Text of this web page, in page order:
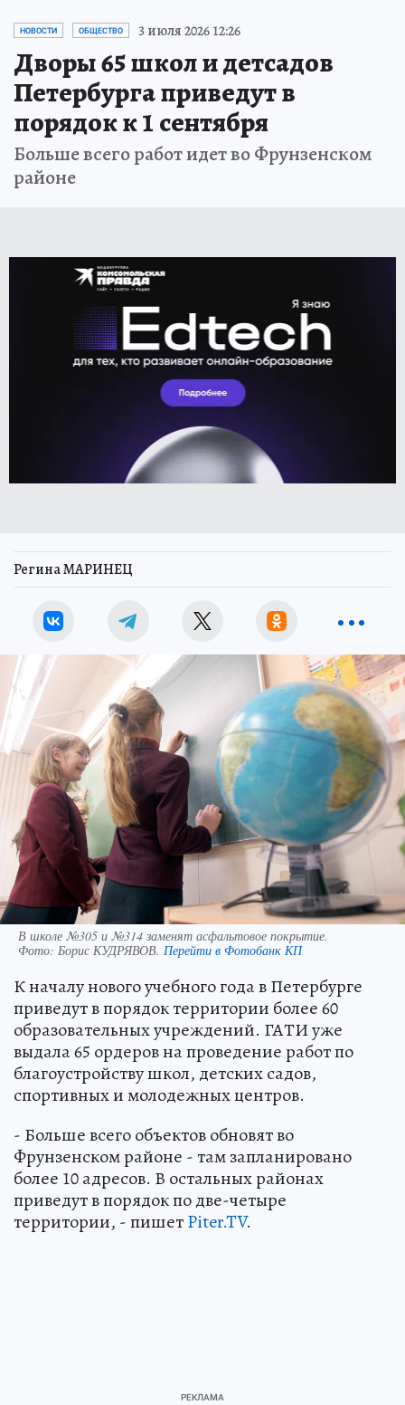
НОВОСТИ ОБЩЕСТВО 3 июля 2026 12:26
Дворы 65 школ и детсадов
Петербурга приведут в
порядок к 1 сентября
Больше всего работ идет во Фрунзенском
районе
Регина МАРИНЕЦ
В школе №305 и №314 заменят асфальтовое покрытие.
Фото: Борис КУДРЯВОВ. Перейти в Фотобанк КП
К началу нового учебного года в Петербурге
приведут в порядок территории более 60
образовательных учреждений. ГАТИ уже
выдала 65 ордеров на проведение работ по
благоустройству школ, детских садов,
спортивных и молодежных центров.
- Больше всего объектов обновят во
Фрунзенском районе - там запланировано
более 10 адресов. В остальных районах
приведут в порядок по две-четыре
территории, - пишетPiter.TV.